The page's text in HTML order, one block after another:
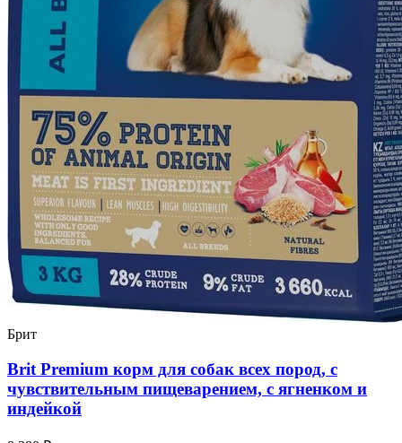
Брит
Brit Premium корм для собак всех пород, с
чувствительным пищеварением, с ягненком и
индейкой